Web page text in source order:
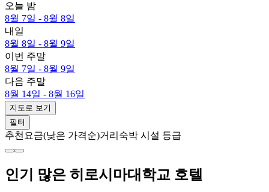
오늘 밤
8월 7일 - 8월 8일
내일
8월 8일 - 8월 9일
이번 주말
8월 7일 - 8월 9일
다음 주말
8월 14일 - 8월 16일
지도로 보기
필터
추천 요금(낮은 가격순)거리 숙박 시설 등급
인기 많은 히로시마대학교 호텔